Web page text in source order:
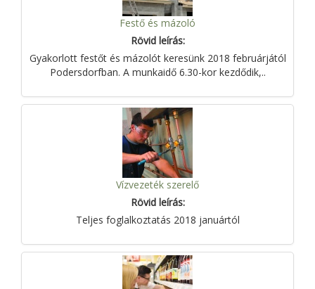
Festő és mázoló
Rövid leírás:
Gyakorlott festőt és mázolót keresünk 2018 februárjától
Podersdorfban. A munkaidő 6.30-kor kezdődik,..
Vízvezeték szerelő
Rövid leírás:
Teljes foglalkoztatás 2018 januártól